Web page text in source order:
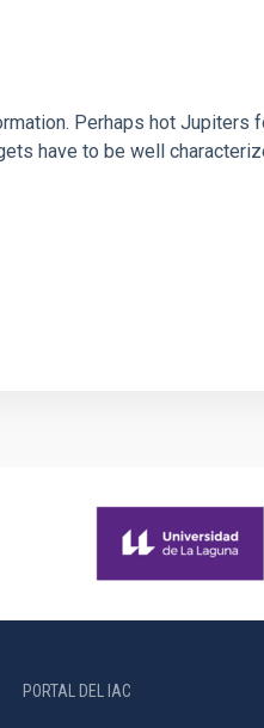
Perhaps hot Jupiters
have to be well
PORTAL DEL IAC